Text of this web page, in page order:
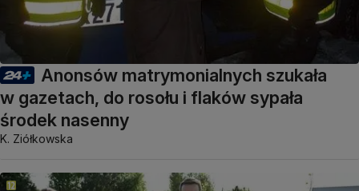
Anonsów matrymonialnych szukała
w gazetach, do rosołu i flaków sypała
środek nasenny
K. Ziółkowska